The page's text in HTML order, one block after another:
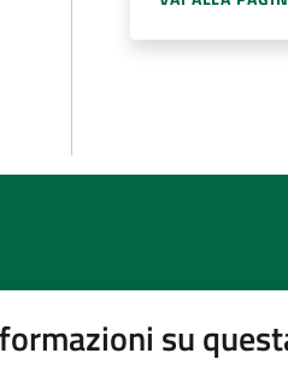
su